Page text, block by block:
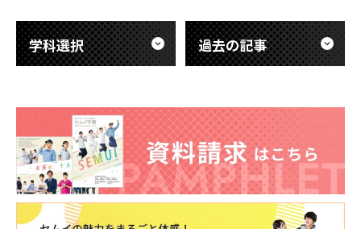
学科選択 過去の記事